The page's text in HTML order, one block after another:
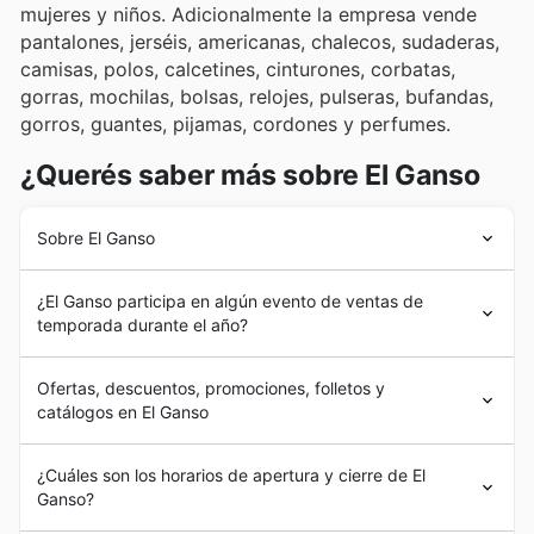
mujeres y niños. Adicionalmente la empresa vende
pantalones, jerséis, americanas, chalecos, sudaderas,
camisas, polos, calcetines, cinturones, corbatas,
gorras, mochilas, bolsas, relojes, pulseras, bufandas,
gorros, guantes, pijamas, cordones y perfumes.
¿Querés saber más sobre El Ganso
Sobre El Ganso
El Gansocon la visión de revolucionar el mundo de la
moda trayendo diseños desenfadados, originales y
divertidos a precios accesibles para todos los públicos.
Sus primeras colecciones llamaron la atención de la
gente, y la empresa creció rápidamente.
2014El Gansoestaba formado por un total de 600
personas.
¿El Ganso participa en algún evento de ventas de
temporada durante el año?
rebajas de temporada en España, ofreciendo
descuentosypromociones
año. Si estás buscando aprovechar lasofertas de El
Ganso, te recomendamos consultar nuestrosfolletos y
catálogos semanales
Ofertas, descuentos, promociones, folletos y
catálogos en El Ganso
con más de 180 locales en 10 países distintos.
¿Cuáles son los horarios de apertura y cierre de El
Ganso?